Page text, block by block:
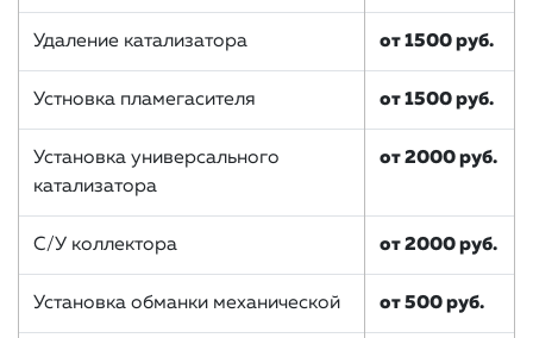
Удаление катализатора от 1500 руб.
Устновка пламегасителя от 1500 руб.
Установка универсального
катализатора
от 2000 руб.
С/У коллектора от 2000 руб.
Установка обманки механической от 500 руб.